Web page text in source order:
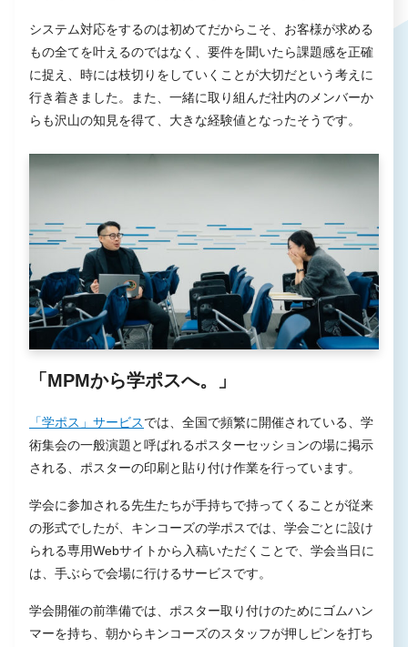
システム対応をするのは初めてだからこそ、お客様が求める
もの全てを叶えるのではなく、要件を聞いたら課題感を正確
に捉え、時には枝切りをしていくことが大切だという考えに
行き着きました。また、一緒に取り組んだ社内のメンバーか
らも沢山の知見を得て、大きな経験値となったそうです。
「MPMから学ポスへ。」
「学ポス」サービスでは、全国で頻繁に開催されている、学
術集会の一般演題と呼ばれるポスターセッションの場に掲示
される、ポスターの印刷と貼り付け作業を行っています。
学会に参加される先生たちが手持ちで持ってくることが従来
の形式でしたが、キンコーズの学ポスでは、学会ごとに設け
られる専用Webサイトから入稿いただくことで、学会当日に
は、手ぶらで会場に行けるサービスです。
学会開催の前準備では、ポスター取り付けのためにゴムハン
マーを持ち、朝からキンコーズのスタッフが押しピンを打ち